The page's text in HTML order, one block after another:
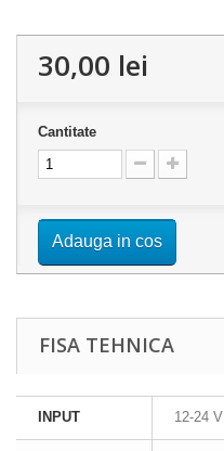
30,00 lei
Cantitate
Adauga in cos
FISA TEHNICA
INPUT 12-24 V